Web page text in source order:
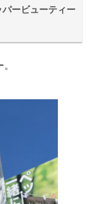
ービューティー